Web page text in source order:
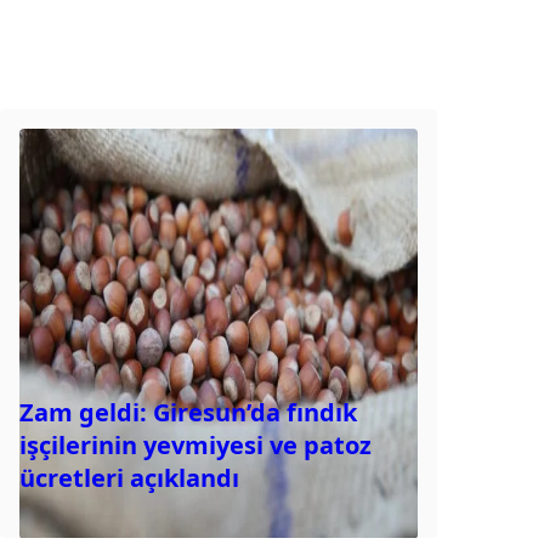
Zam geldi: Giresun’da fındık
işçilerinin yevmiyesi ve patoz
ücretleri açıklandı